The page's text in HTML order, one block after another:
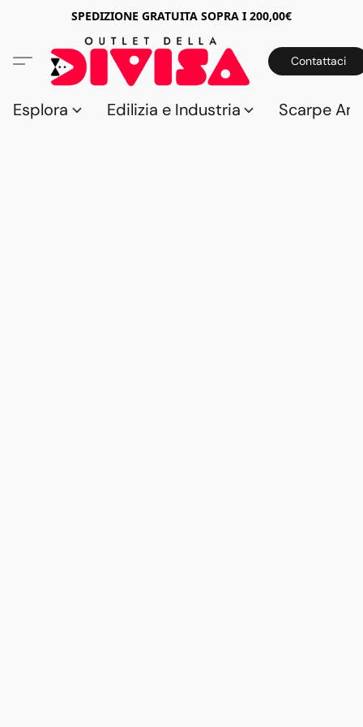
SPEDIZIONE GRATUITA SOPRA I 200,00€
Contattaci
Esplora Edilizia e Industria Scarpe